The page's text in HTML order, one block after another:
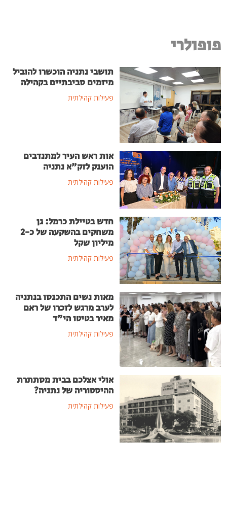
פופולרי
תושבי נתניה הוכשרו להוביל
מיזמים סביבתיים בקהילה
פעילות קהילתית
אות ראש העיר למתנדבים
הוענק לזק"א נתניה
פעילות קהילתית
חדש בטיילת כרמל: גן
משחקים בהשקעה של כ-2
מיליון שקל
פעילות קהילתית
מאות נשים התכנסו בנתניה
לערב מרגש לזכרו של ראם
מאיר בטיטו הי"ד
פעילות קהילתית
אולי אצלכם בבית מסתתרת
ההיסטוריה של נתניה?
פעילות קהילתית